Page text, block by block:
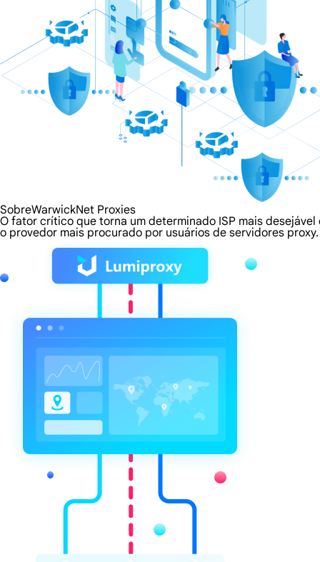
SobreWarwickNet Proxies
O fator crítico que torna um determinado ISP mais
o provedor mais procurado por usuários de servidores proxy.